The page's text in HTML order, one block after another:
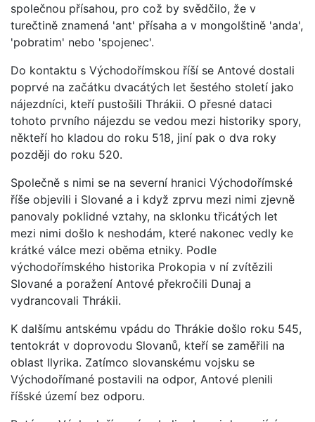
společnou přísahou, pro což by svědčilo, že v
turečtině znamená 'ant' přísaha a v mongolštině 'anda',
'pobratim' nebo 'spojenec'.
Do kontaktu s Východořímskou říší se Antové dostali
poprvé na začátku dvacátých let šestého století jako
nájezdníci, kteří pustošili Thrákii. O přesné dataci
tohoto prvního nájezdu se vedou mezi historiky spory,
někteří ho kladou do roku 518, jiní pak o dva roky
později do roku 520.
Společně s nimi se na severní hranici Východořímské
říše objevili i Slované a i když zprvu mezi nimi zjevně
panovaly poklidné vztahy, na sklonku třicátých let
mezi nimi došlo k neshodám, které nakonec vedly ke
krátké válce mezi oběma etniky. Podle
východořímského historika Prokopia v ní zvítězili
Slované a poražení Antové překročili Dunaj a
vydrancovali Thrákii.
K dalšímu antskému vpádu do Thrákie došlo roku 545,
tentokrát v doprovodu Slovanů, kteří se zaměřili na
oblast Ilyrika. Zatímco slovanskému vojsku se
Východořímané postavili na odpor, Antové plenili
říšské území bez odporu.